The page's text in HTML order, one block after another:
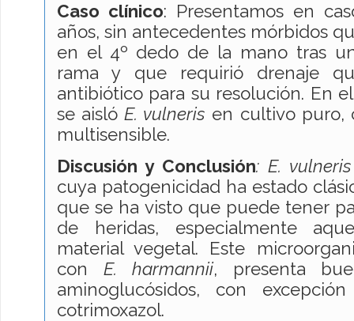
Caso clínico: Presentamos en
años, sin antecedentes mórbidos
en el 4º dedo de la mano tras
rama y que requirió drenaje
antibiótico para su resolución. En
se aislóE. vulneris en cultivo puro,
multisensible.
Discusión y Conclusión: E. vulneris
cuya patogenicidad ha estado
que se ha visto que puede tener
de heridas, especialmente
material vegetal. Este
con E. harmannii, presenta
aminoglucósidos, con
cotrimoxazol.